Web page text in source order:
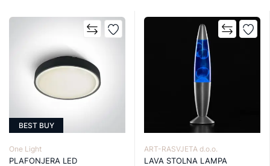
BEST BUY
One Light
PLAFONJERA LED
ART-RASVJETA d.o.o.
LAVA STOLNA LAMPA